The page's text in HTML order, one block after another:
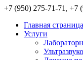
+7 (950) 275-71-71, +7
Главная страница
Услуги